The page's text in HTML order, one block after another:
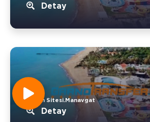
Detay
Tekün Sitesi.Manavgat
Detay